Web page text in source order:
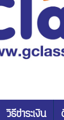
วิธีชำระเงิน